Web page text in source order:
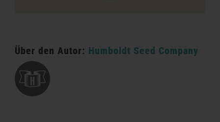
Über den Autor: Humboldt Seed Company